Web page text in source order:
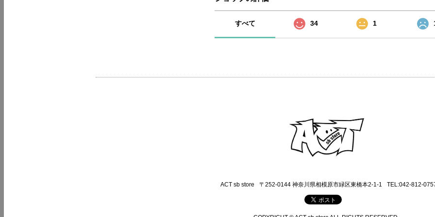
すべて 34 1
ACT sb store 〒252-0144 神奈川県相模原市緑区東橋本2-1-1 TEL:042-812-